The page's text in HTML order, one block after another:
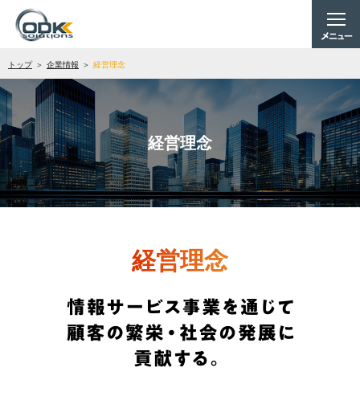
トップ 企業情報 経営理念
経営理念
経営理念